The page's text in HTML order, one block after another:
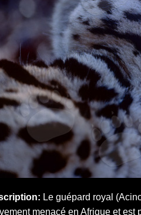
Le guépard royal
menacé en Afrique et